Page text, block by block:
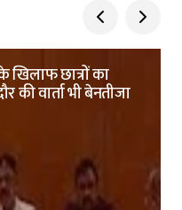
खिलाफ छात्रों का
वार्ता भी बेनतीजा